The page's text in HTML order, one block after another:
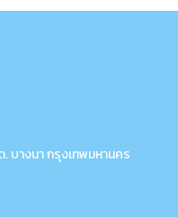
บางนา กรุงเทพมหานคร